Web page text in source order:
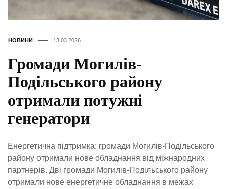
НОВИНИ 13.03.2026
Громади Могилів-
Подільського району
отримали потужні
генератори
Енергетична підтримка: громади Могилів-Подільського
району отримали нове обладнання від міжнародних
партнерів. Дві громади Могилів-Подільського району
отримали нове енергетичне обладнання в межах